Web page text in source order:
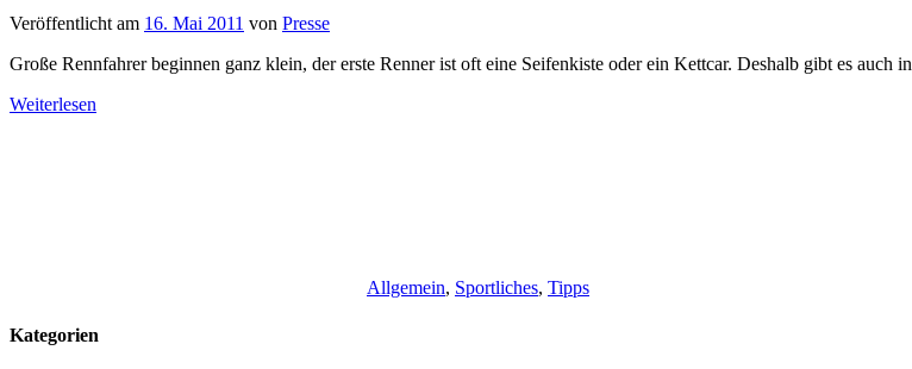
Veröffentlicht am 16. Mai 2011 von Presse
Große Rennfahrer beginnen ganz klein, der erste Renner ist oft eine Seifenkiste oder ein Kettcar. Deshalb gibt es auch in
Weiterlesen
Allgemein, Sportliches, Tipps
Kategorien